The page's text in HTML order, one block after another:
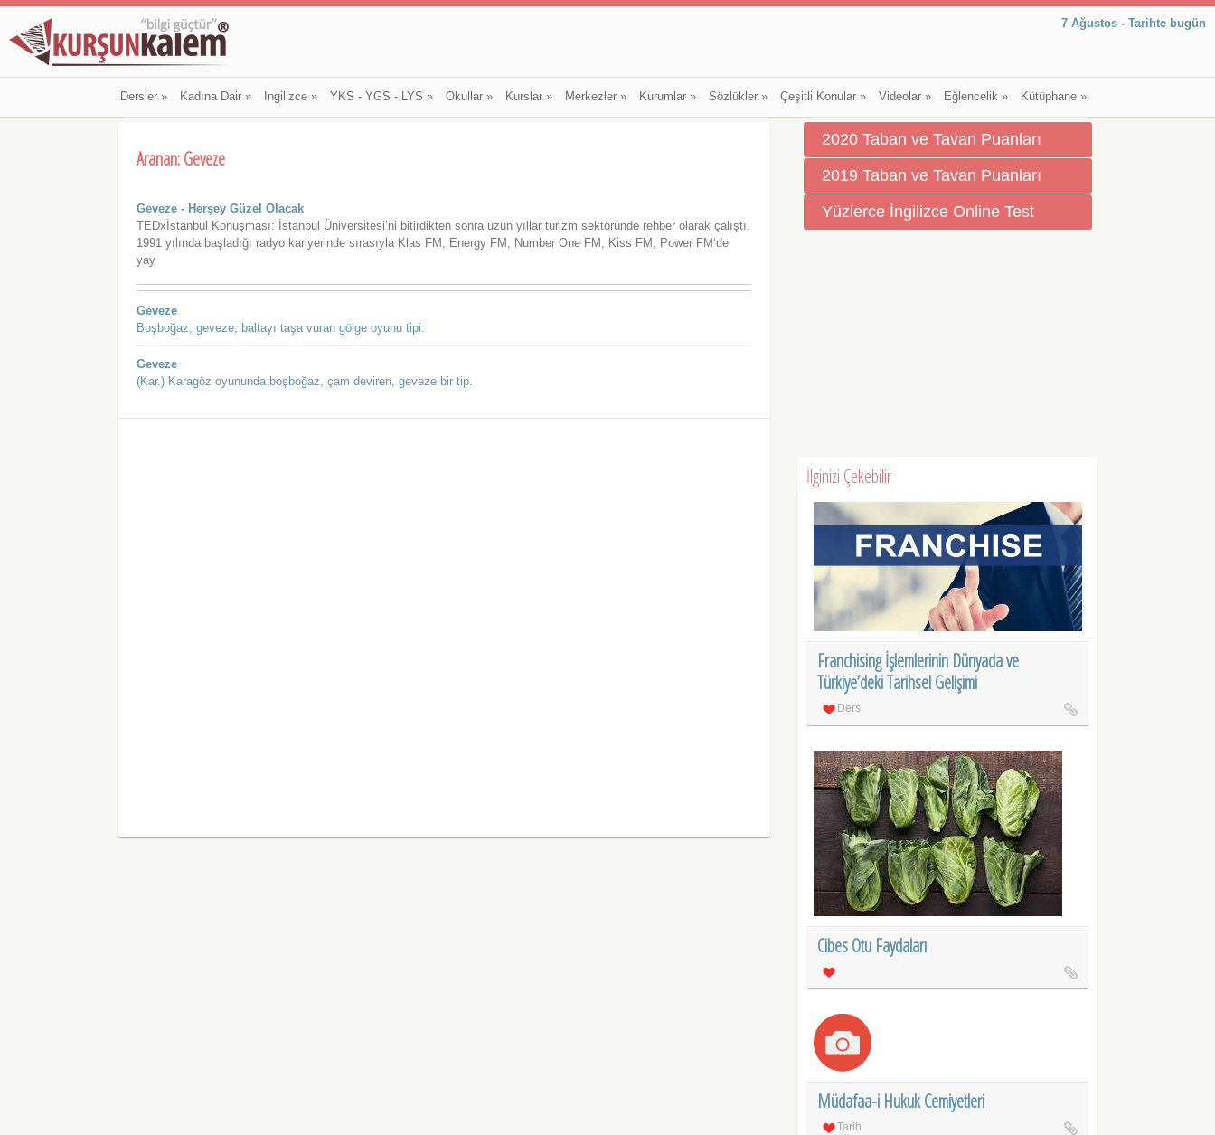
7 Ağustos - Tarihte bugün
Dersler» Kadına Dair» İngilizce» YKS - YGS - LYS » Okullar» Kurslar» Merkezler» Kurumlar» Sözlükler» Çeşitli Konular» Videolar» Eğlencelik» Kütüphane»
Aranan: Geveze
Geveze - Herşey Güzel Olacak
TEDxİstanbul Konuşması: İstanbul Üniversitesi’ni bitirdikten sonra uzun yıllar turizm sektöründe rehber olarak çalıştı.
1991 yılında başladığı radyo kariyerinde sırasıyla Klas FM, Energy FM, Number One FM, Kiss FM, Power FM‘de
yay
Geveze
Boşboğaz, geveze, baltayı taşa vuran gölge oyunu tipi.
Geveze
(Kar.) Karagöz oyununda boşboğaz, çam deviren, geveze bir tip.
2020 Taban ve Tavan Puanları
2019 Taban ve Tavan Puanları
Yüzlerce İngilizce Online Test
İlginizi Çekebilir
Franchising İşlemlerinin Dünyada ve
Türkiye’deki Tarihsel Gelişimi
Ders
Cibes Otu Faydaları
Müdafaa-i Hukuk Cemiyetleri
Tarih